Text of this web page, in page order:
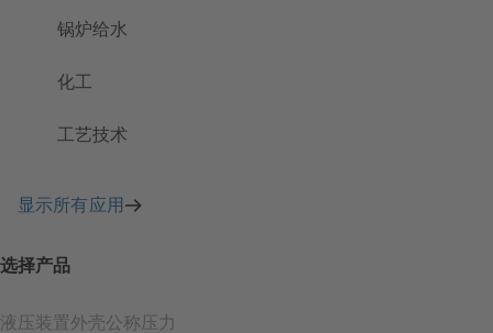
锅炉给水
化工
工艺技术
显示所有应用
选择产品
液压装置外壳公称压力